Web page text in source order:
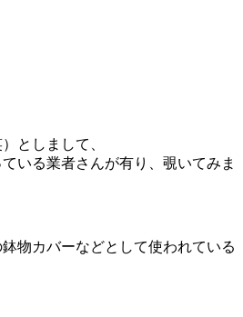
としまして、
いる業者さんが有り、覗いてみま
物カバーなどとして使われている